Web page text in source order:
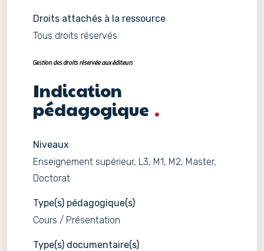
Droits attachés à la ressource
Tous droits réservés
Indication
pédagogique
Niveaux
Enseignement supérieur, L3, M1, M2, Master,
Doctorat
Type(s) pédagogique(s)
Cours / Présentation
Type(s) documentaire(s)